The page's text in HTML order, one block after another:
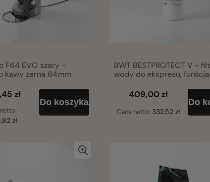
F64 EVO szary -
kawy żarna 64mm
zł
zł
Do koszyka
BWT BESTPROTECT V -
wody do ekspresu, funkcja
409,00 zł
Cena netto: 332,52 zł
Do